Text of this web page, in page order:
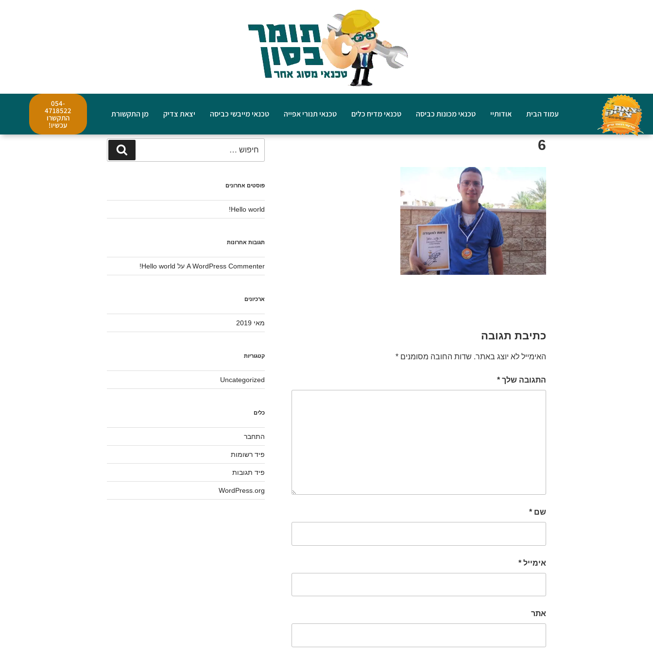
עמוד הבית אודותיי טכנאי מכונות כביסה טכנאי מדיח כלים טכנאי תנורי אפייה טכנאי מייבשי כביסה יצאת צדיק מן התקשורת
054-
4718522
התקשרו
עכשיו!
6
כתיבת תגובה
האימייל לא יוצג באתר. שדות החובה מסומנים *
התגובה שלך *
שם *
אימייל *
אתר
פוסטים אחרונים
Hello world!
תגובות אחרונות
A WordPress Commenterעל Hello world!
ארכיונים
מאי 2019
קטגוריות
Uncategorized
כלים
התחבר
פיד רשומות
פיד תגובות
WordPress.org